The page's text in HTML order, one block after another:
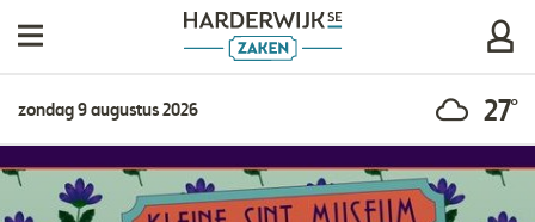
zondag 9 augustus 2026 27°